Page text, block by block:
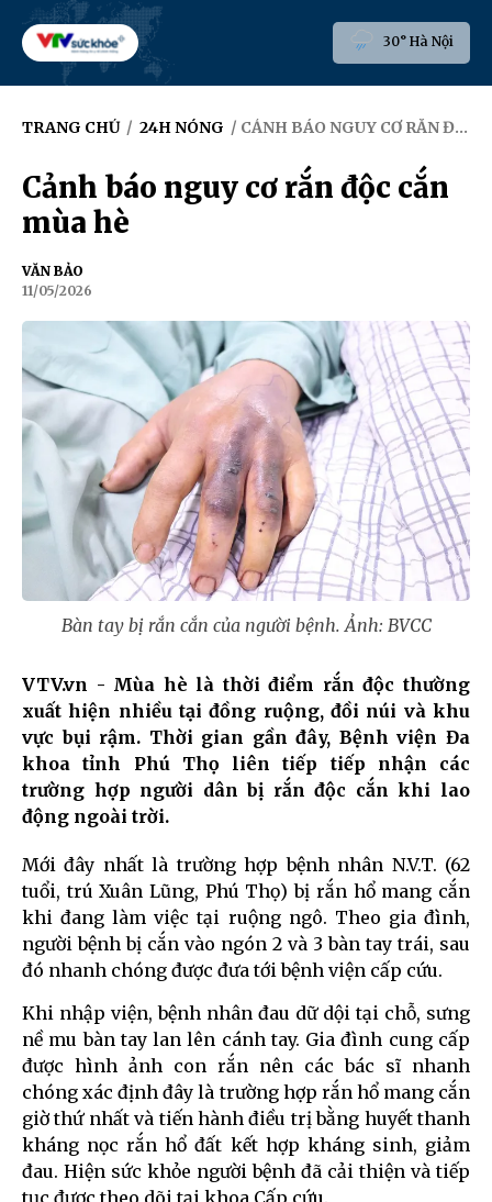
30° Hà Nội
TRANG CHỦ / 24H NÓNG / CẢNH BÁO NGUY CƠ RẮN ĐỘC CẮN MÙA HÈ
Cảnh báo nguy cơ rắn độc cắn
mùa hè
VĂN BẢO
11/05/2026
Bàn tay bị rắn cắn của người bệnh. Ảnh: BVCC
VTV.vn - Mùa hè là thời điểm rắn độc thường
xuất hiện nhiều tại đồng ruộng, đồi núi và khu
vực bụi rậm. Thời gian gần đây, Bệnh viện Đa
khoa tỉnh Phú Thọ liên tiếp tiếp nhận các
trường hợp người dân bị rắn độc cắn khi lao
động ngoài trời.
Mới đây nhất là trường hợp bệnh nhân N.V.T. (62
tuổi, trú Xuân Lũng, Phú Thọ) bị rắn hổ mang cắn
khi đang làm việc tại ruộng ngô. Theo gia đình,
người bệnh bị cắn vào ngón 2 và 3 bàn tay trái, sau
đó nhanh chóng được đưa tới bệnh viện cấp cứu.
Khi nhập viện, bệnh nhân đau dữ dội tại chỗ, sưng
nề mu bàn tay lan lên cánh tay. Gia đình cung cấp
được hình ảnh con rắn nên các bác sĩ nhanh
chóng xác định đây là trường hợp rắn hổ mang cắn
giờ thứ nhất và tiến hành điều trị bằng huyết thanh
kháng nọc rắn hổ đất kết hợp kháng sinh, giảm
đau. Hiện sức khỏe người bệnh đã cải thiện và tiếp
tục được theo dõi tại khoa Cấp cứu.